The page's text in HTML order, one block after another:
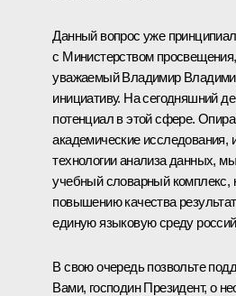
Данный вопрос уже
с Министерством
уважаемый Владимир
инициативу. На сегодняшний
потенциал в этой сфере.
академические
технологии анализа данных,
учебный словарный комплекс,
повышению качества
единую языковую среду
В свою очередь позвольте
Вами, господин Президент, о